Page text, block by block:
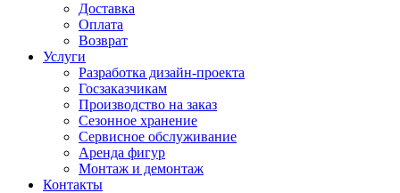
Доставка
Оплата
Возврат
Услуги
Разработка дизайн-проекта
Госзаказчикам
Производство на заказ
Сезонное хранение
Сервисное обслуживание
Аренда фигур
Монтаж и демонтаж
Контакты